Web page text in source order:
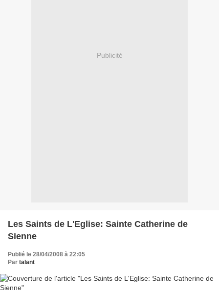
Publicité
Les Saints de L'Eglise: Sainte Catherine de
Sienne
Publié le 28/04/2008 à 22:05
Par talant